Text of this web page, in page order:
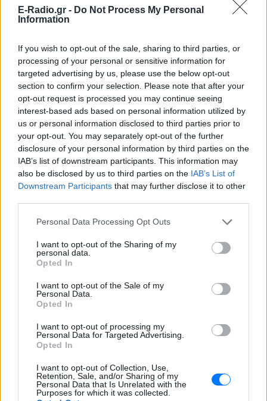
E-Radio.gr - Do Not Process My Personal
Information
If you wish to opt-out of the sale, sharing to third parties, or
processing of your personal or sensitive information for
targeted advertising by us, please use the below opt-out
section to confirm your selection. Please note that after your
opt-out request is processed you may continue seeing
interest-based ads based on personal information utilized by
us or personal information disclosed to third parties prior to
your opt-out. You may separately opt-out of the further
disclosure of your personal information by third parties on the
IAB’s list of downstream participants. This information may
also be disclosed by us to third parties on the IAB’s List of
Downstream Participants that may further disclose it to other
Personal Data Processing Opt Outs
I want to opt-out of the Sharing of my
personal data.
Opted In
I want to opt-out of the Sale of my
Personal Data.
Opted In
I want to opt-out of processing my
Personal Data for Targeted Advertising.
Opted In
I want to opt-out of Collection, Use,
Retention, Sale, and/or Sharing of my
Personal Data that Is Unrelated with the
Purposes for which it was collected.
Ενώ φρόντιζε όλους τους άλλους...
προσπαθούν να ξεχάσουν ότι
έγραψα το """"My Number
One""""»
ΧΤΕΣ
Ο συνθέτης μίλησε ανοιχτά για την
αχαριστία που βιώνει στον χώρο της
μουσικής, 22 χρόνια μετά τη νίκη της
Ελλάδας στη Eurovision.
Νεαρός στο λιμάνι του Πειραιά:
«Πάω διακοπές έναν μήνα» ‑ Η
απίθανη ατάκα στην κάμερα του
MEGA
Η κάμερα της εκπομπής «Κοινωνία Ώρα
στιγμή από το λιμάνι του Πειραιά, την
Παρασκευή 7 Αυγούστου.
Η Ελένη Βουλγαράκη ξεσπά για τις φήμες
χωρισμού με τον Ιωαννίδη: «Διασταυρώστε
καμία πληροφορία πριν εκτοξεύσετε τη
βλακεία σας»